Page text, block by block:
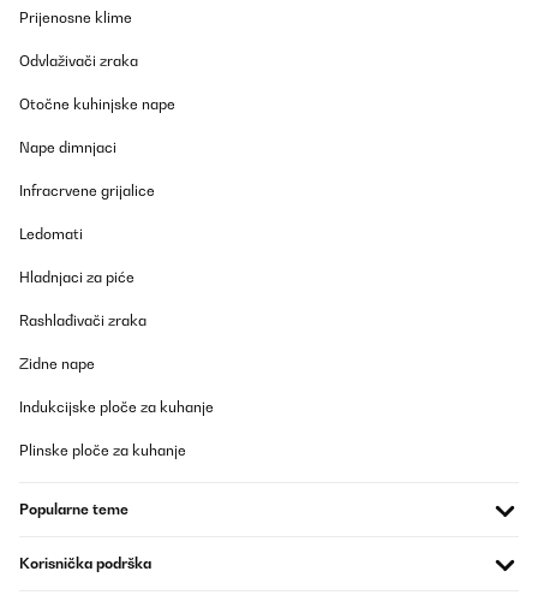
Prijenosne klime
Odvlaživači zraka
Otočne kuhinjske nape
Nape dimnjaci
Infracrvene grijalice
Ledomati
Hladnjaci za piće
Rashlađivači zraka
Zidne nape
Indukcijske ploče za kuhanje
Plinske ploče za kuhanje
Popularne teme
Korisnička podrška